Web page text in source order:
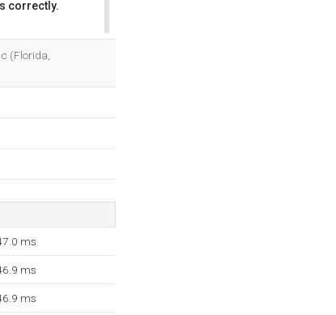
correctly.
(Florida,
ms
ms
ms